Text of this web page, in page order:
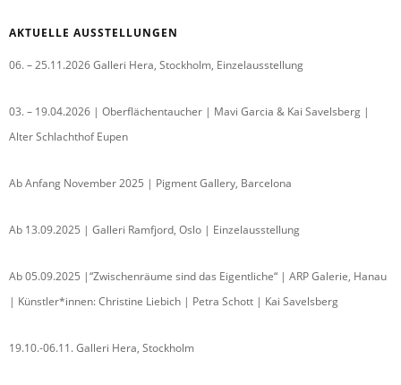
AKTUELLE AUSSTELLUNGEN
06. – 25.11.2026 Galleri Hera, Stockholm, Einzelausstellung
03. – 19.04.2026 | Oberflächentaucher | Mavi Garcia & Kai Savelsberg |
Alter Schlachthof Eupen
Ab Anfang November 2025 | Pigment Gallery, Barcelona
Ab 13.09.2025 | Galleri Ramfjord, Oslo | Einzelausstellung
Ab 05.09.2025 |“Zwischenräume sind das Eigentliche“ | ARP Galerie, Hanau
| Künstler*innen: Christine Liebich | Petra Schott | Kai Savelsberg
19.10.-06.11. Galleri Hera, Stockholm